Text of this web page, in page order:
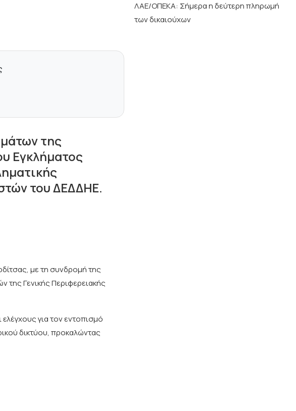
της
Εγκλήματος
του ΔΕΔΔΗΕ.
με τη συνδρομή της
Γενικής Περιφερειακής
για τον εντοπισμό
δικτύου, προκαλώντας
ΛΑΕ/ΟΠΕΚΑ: Σήμερα η δεύτερη πληρωμή
των δικαιούχων